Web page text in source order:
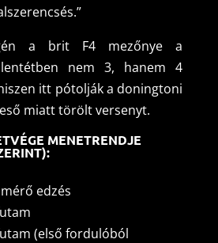
a brit F4 mezőnye a
nem 3, hanem 4
itt pótolják a doningtoni
miatt törölt versenyt.
MENETRENDJE
edzés
(első fordulóból